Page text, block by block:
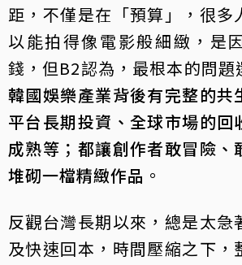
距，不僅是在「預算」，很多
以能拍得像電影般細緻，是
錢，但B2認為，最根本的問題
韓國娛樂產業背後有完整的共
平台長期投資、全球市場的回
成熟等；都讓創作者敢冒險、
堆砌一檔精緻作品 。
反觀台灣長期以來，總是太急
及快速回本，時間壓縮之下，